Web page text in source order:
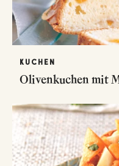
KUCHEN
Olivenkuchen mit